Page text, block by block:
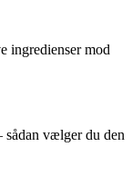
ingredienser mod
vælger du den